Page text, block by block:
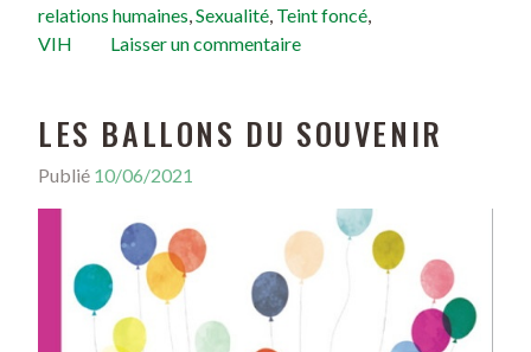
relations humaines,Sexualité, Teint foncé,
VIH
Laisser un commentaire
LES BALLONS DU SOUVENIR
Publié 10/06/2021